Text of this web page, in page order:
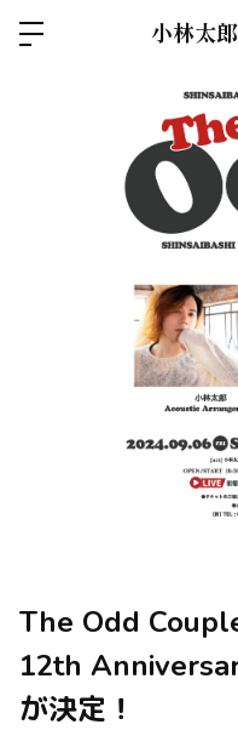
小林太
The Odd
12th
が決定！